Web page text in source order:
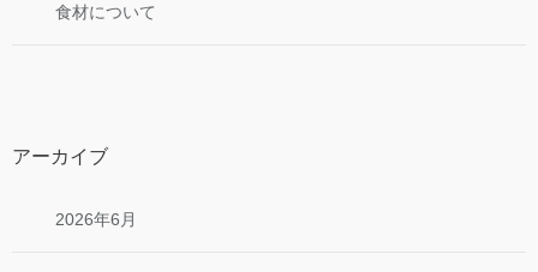
食材について
アーカイブ
2026年6月